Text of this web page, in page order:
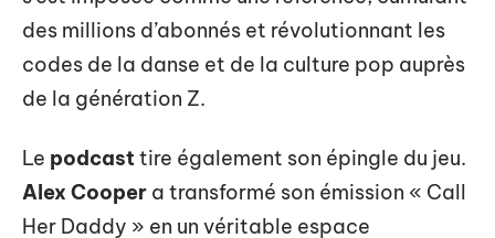
des millions d’abonnés et révolutionnant les
codes de la danse et de la culture pop auprès
de la génération Z.
Le podcasttire également son épingle du jeu.
Alex Cooper a transformé son émission « Call
Her Daddy » en un véritable espace